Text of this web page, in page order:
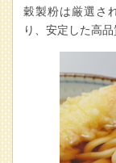
穀製粉は厳選さ
り、安定した高